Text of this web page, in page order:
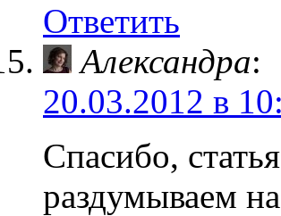
Ответить
Александра:
20.03.2012 в
Спасибо,
раздумываем